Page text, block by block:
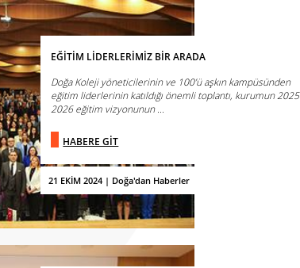
21 EKİM 2024 | Doğa'dan Haberler
EĞİTİM LİDERLERİMİZ BİR ARADA
Doğa Koleji yöneticilerinin ve 100’ü aşkın kampüsünden
eğitim liderlerinin katıldığı önemli toplantı, kurumun
2026 eğitim vizyonunun ...
HABERE GİT